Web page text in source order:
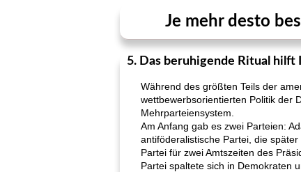
Je mehr desto
5. Das beruhigende Ritual hilft
Während des größten Teils der
wettbewerbsorientierten Politik der
Mehrparteiensystem.
Am Anfang gab es zwei Parteien:
antiföderalistische Partei, die
Partei für zwei Amtszeiten des
Partei spaltete sich in Demokraten